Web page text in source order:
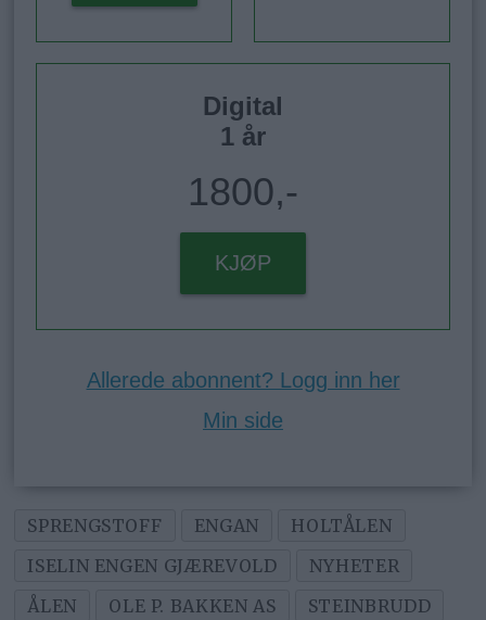
Digital
1 år
1800,-
KJØP
Allerede abonnent? Logg inn her
Min side
SPRENGSTOFF ENGAN
HOLTÅLEN
ISELIN ENGEN GJÆREVOLD
NYHETER
ÅLEN
OLE P. BAKKEN AS STEINBRUDD